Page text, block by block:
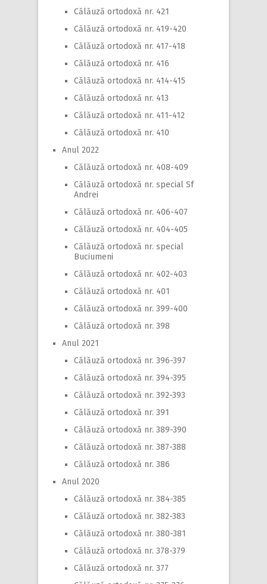
Călăuză ortodoxă nr. 421
Călăuză ortodoxă nr. 419-420
Călăuză ortodoxă nr. 417-418
Călăuză ortodoxă nr. 416
Călăuză ortodoxă nr. 414-415
Călăuză ortodoxă nr. 413
Călăuză ortodoxă nr. 411-412
Călăuză ortodoxă nr. 410
Anul 2022
Călăuză ortodoxă nr. 408-409
Călăuză ortodoxă nr. special Sf
Andrei
Călăuză ortodoxă nr. 406-407
Călăuză ortodoxă nr. 404-405
Călăuză ortodoxă nr. special
Buciumeni
Călăuză ortodoxă nr. 402-403
Călăuză ortodoxă nr. 401
Călăuză ortodoxă nr. 399-400
Călăuză ortodoxă nr. 398
Anul 2021
Călăuză ortodoxă nr. 396-397
Călăuză ortodoxă nr. 394-395
Călăuză ortodoxă nr. 392-393
Călăuză ortodoxă nr. 391
Călăuză ortodoxă nr. 389-390
Călăuză ortodoxă nr. 387-388
Călăuză ortodoxă nr. 386
Anul 2020
Călăuză ortodoxă nr. 384-385
Călăuză ortodoxă nr. 382-383
Călăuză ortodoxă nr. 380-381
Călăuză ortodoxă nr. 378-379
Călăuză ortodoxă nr. 377